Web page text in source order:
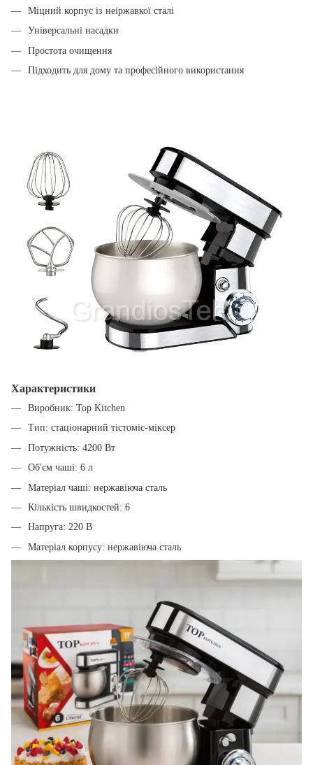
Міцний корпус із неіржавкої сталі
Універсальні насадки
Простота очищення
Підходить для дому та професійного використання
Характеристики
Виробник: Top Kitchen
Тип: стаціонарний тістоміс-міксер
Потужність: 4200 Вт
Об'єм чаші: 6 л
Матеріал чаші: нержавіюча сталь
Кількість швидкостей: 6
Напруга: 220 В
Матеріал корпусу: нержавіюча сталь